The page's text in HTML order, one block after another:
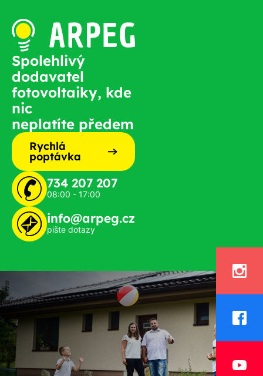
Spolehlivý
dodavatel
fotovoltaiky, kde
nic
neplatíte předem
Rychlá
poptávka
734 207 207
08:00 - 17:00
info@arpeg.cz
pište dotazy